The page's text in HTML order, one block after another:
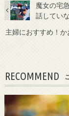
魔女の宅
話してい
主婦におすすめ！
RECOMMEND